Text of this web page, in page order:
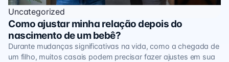
Uncategorized
Como ajustar minha relação depois do
nascimento de um bebê?
Durante mudanças significativas na vida, como a chegada de
um filho, muitos casais podem precisar fazer ajustes em sua